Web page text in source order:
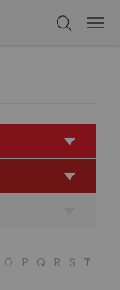
O P Q R S
T